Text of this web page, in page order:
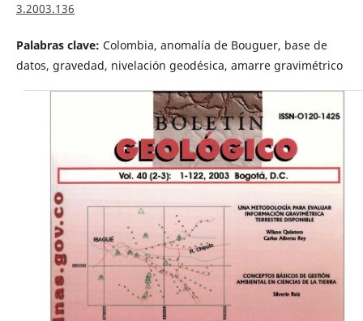
3.2003.136
Palabras clave: Colombia, anomalía de Bouguer, base de
datos, gravedad, nivelación geodésica, amarre gravimétrico